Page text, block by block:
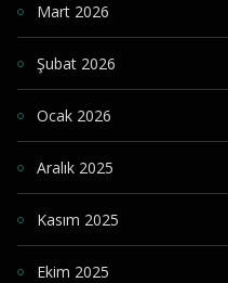
Mart 2026
Şubat 2026
Ocak 2026
Aralık 2025
Kasım 2025
Ekim 2025